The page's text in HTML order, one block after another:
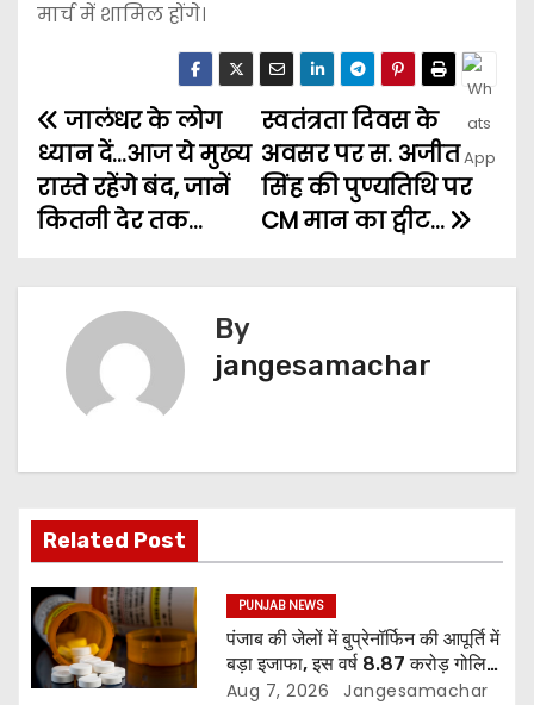
मार्च में शामिल होंगे।
स्वतंत्रता दिवस के
अवसर पर स. अजीत
सिंह की पुण्यतिथि पर
CM मान का ट्वीट…
जालंधर के लोग
ध्यान दें…आज ये मुख्य
रास्ते रहेंगे बंद, जानें
कितनी देर तक…
By
jangesamachar
Related Post
PUNJAB NEWS
पंजाब की जेलों में बुप्रेनॉर्फिन की आपूर्ति में
बड़ा इजाफा, इस वर्ष 8.87 करोड़ गोलियां
जारी: रिपोर्ट
Aug 7, 2026 Jangesamachar